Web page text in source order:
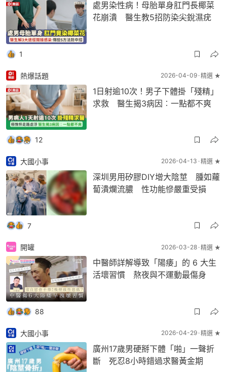
處男染性病！母胎單身肛門長椰菜
花崩潰 醫生教5招防染尖銳濕疣
1
熱爆話題 2026-04-09 精選 ★
1日射逾10次！男子下體掛「殘精」
求救 醫生揭3病因︰一點都不爽
12
大國小事 2026-04-13 精選 ★
深圳男用矽膠DIY增大陰莖 腫如蘿
蔔潰爛流膿 性功能慘嚴重受損
7
開罐 2026-03-28 精選 ★
中醫師詳解導致「陽痿」的 6 大生
活壞習慣 熬夜與不運動最傷身
88
大國小事 2026-04-29 精選 ★
廣州17歲男硬掰下體「啪」一聲折
斷 死忍8小時錯過求醫黃金期